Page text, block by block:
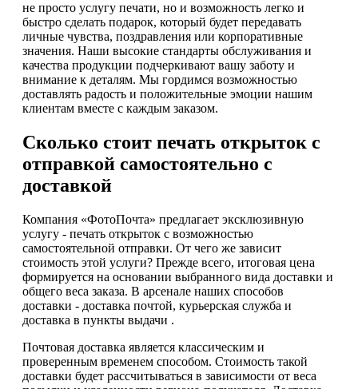
не просто услугу печати, но и возможность легко и
быстро сделать подарок, который будет передавать
личные чувства, поздравления или корпоративные
значения. Наши высокие стандарты обслуживания и
качества продукции подчеркивают вашу заботу и
внимание к деталям. Мы гордимся возможностью
доставлять радость и положительные эмоции нашим
клиентам вместе с каждым заказом.
Сколько стоит печать открыток с
отправкой самостоятельно с
доставкой
Компания «ФотоПочта» предлагает эксклюзивную
услугу - печать открыток с возможностью
самостоятельной отправки. От чего же зависит
стоимость этой услуги? Прежде всего, итоговая цена
формируется на основании выбранного вида доставки и
общего веса заказа. В арсенале наших способов
доставки - доставка почтой, курьерская служба и
доставка в пункты выдачи .
Почтовая доставка является классическим и
проверенным временем способом. Стоимость такой
доставки будет рассчитываться в зависимости от веса